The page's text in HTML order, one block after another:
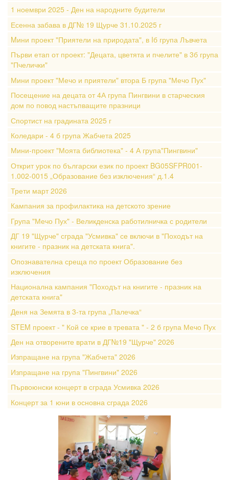
1 ноември 2025 - Ден на народните будители
Есенна забава в ДГ№ 19 Щурче 31.10.2025 г
Mини проект "Приятели на природата", в Iб група Лъвчета
Първи етап от проект: "Децата, цветята и пчелите" в 3б група
"Пчелички"
Мини проект "Мечо и приятели" втора Б група "Мечо Пух"
Посещение на децата от 4А група Пингвини в старческия
дом по повод настъпващите празници
Спортист на градината 2025 г
Коледари - 4 б група Жабчета 2025
Мини-проект "Моята библиотека" - 4 А група"Пингвини"
Открит урок по български език по проект BG05SFPR001-
1.002-0015 „Образование без изключения“ д.1.4
Трети март 2026
Кампания за профилактика на детското зрение
Група "Мечо Пух" - Великденска работилничка с родители
ДГ 19 "Щурче" сграда "Усмивка" се включи в "Походът на
книгите - празник на детската книга".
Опознавателна среща по проект Образование без
изключения
Национална кампания "Походът на книгите - празник на
детската книга"
Деня на Земята в 3-та група „Палечка“
STEM проект - " Кой се крие в тревата " - 2 б група Мечо Пух
Ден на отворените врати в ДГ№19 "Щурче" 2026
Изпращане на група "Жабчета" 2026
Изпращане на група "Пингвини" 2026
Първоюнски концерт в сграда Усмивка 2026
Концерт за 1 юни в основна сграда 2026